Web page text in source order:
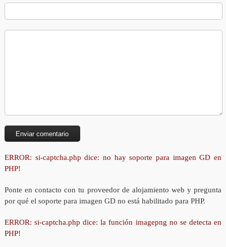
ERROR: si-captcha.php dice: no hay soporte para imagen GD en
PHP!
Ponte en contacto con tu proveedor de alojamiento web y pregunta
por qué el soporte para imagen GD no está habilitado para PHP.
ERROR: si-captcha.php dice: la función imagepng no se detecta en
PHP!